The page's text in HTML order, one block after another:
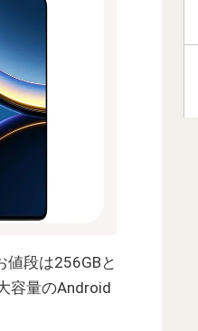
値段は256GBと
容量のAndroid